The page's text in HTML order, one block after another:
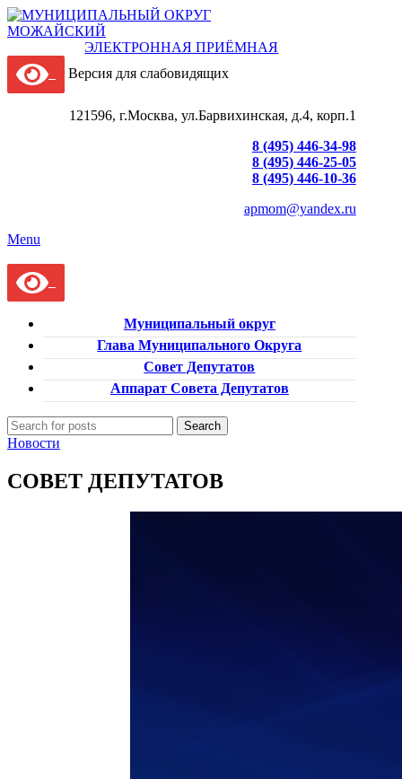
ЭЛЕКТРОННАЯ ПРИЁМНАЯ
Версия для слабовидящих
121596, г.Москва, ул.Барвихинская, д.4, корп.1
8 (495) 446-34-98
8 (495) 446-25-05
8 (495) 446-10-36
apmom@yandex.ru
Menu
Муниципальный округ
Глава Муниципального Округа
Совет Депутатов
Аппарат Совета Депутатов
Search
Новости
СОВЕТ ДЕПУТАТОВ